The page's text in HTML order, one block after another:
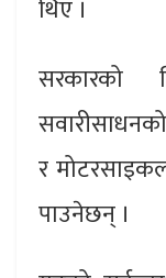
थिए ।
सरकारको
र
पाउनेछन् ।